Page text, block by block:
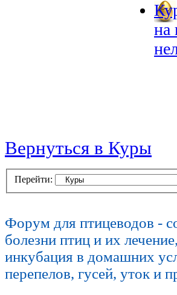
на
Вернуться в Куры
Перейти:
Форум для птицеводов -
болезни птиц и их лечение,
инкубация в домашних
перепелов, гусей, уток и